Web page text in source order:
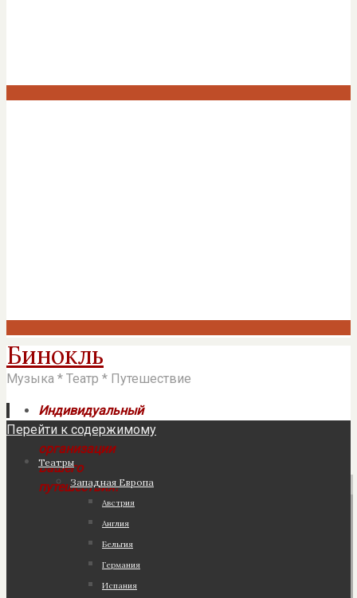
Бинокль
Музыка * Театр * Путешествие
Индивидуальный
подход к
организации
Вашего
путешествия!
Перейти к содержимому
Театры
Западная Европа
Австрия
Англия
Бельгия
Германия
Испания